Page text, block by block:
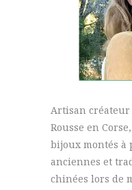
Artisan
Rousse en
bijoux montés à
anciennes et
chinées lors de